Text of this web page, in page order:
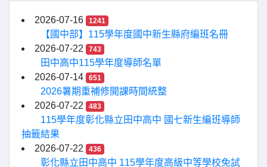
2026-07-16 1241
【國中部】115學年度國中新生縣府編班名冊
2026-07-22
743
田中高中115學年度導師名單
2026-07-14
651
2026暑期重補修開課時間統整
2026-07-22
483
115學年度彰化縣立田中高中 國七新生編班導師
抽籤結果
2026-07-22
436
彰化縣立田中高中 115學年度高級中等學校免試